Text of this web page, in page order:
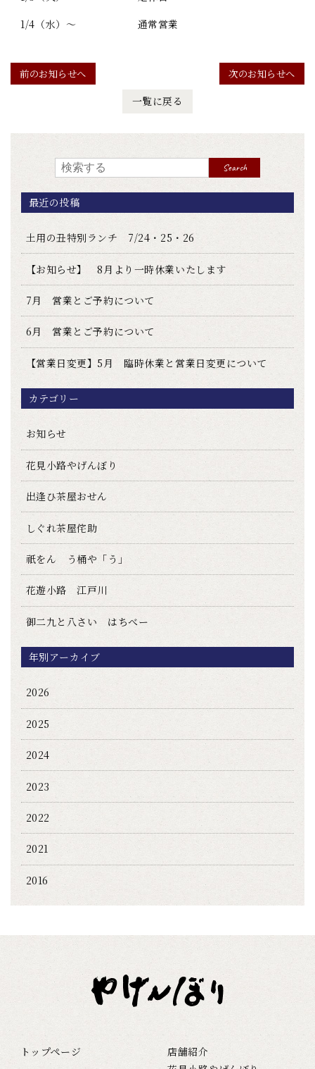
1/4（水）～ 通常営業
次のお知らせへ
前のお知らせへ
一覧に戻る
Search
最近の投稿
土用の丑特別ランチ 7/24・25・26
【お知らせ】 8月より一時休業いたします
7月 営業とご予約について
6月 営業とご予約について
【営業日変更】5月 臨時休業と営業日変更について
カテゴリー
お知らせ
花見小路やげんぼり
出逢ひ茶屋おせん
しぐれ茶屋侘助
祇をん う桶や「う」
花遊小路 江戸川
御二九と八さい はちべー
年別アーカイブ
2026
2025
2024
2023
2022
2021
2016
トップページ
店舗紹介